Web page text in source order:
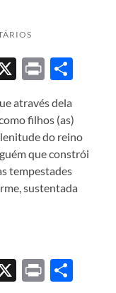
X Print
através dela
filhos (as)
do reino
que constrói
tempestades
sustentada
X Print